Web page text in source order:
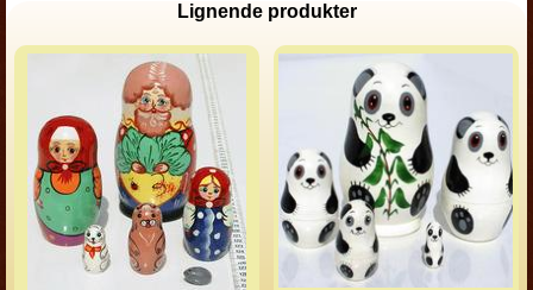
Lignende produkter